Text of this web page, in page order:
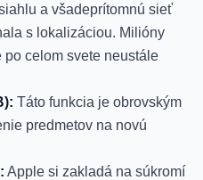
a všadeprítomnú sieť
s lokalizáciou. Milióny
celom svete neustále
Táto funkcia je obrovským
predmetov na novú
Apple si zakladá na súkromí